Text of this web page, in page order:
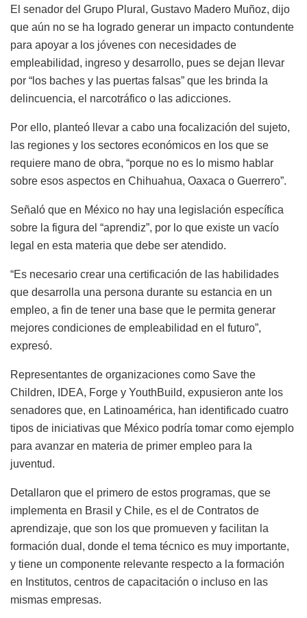
El senador del Grupo Plural, Gustavo Madero Muñoz, dijo
que aún no se ha logrado generar un impacto contundente
para apoyar a los jóvenes con necesidades de
empleabilidad, ingreso y desarrollo, pues se dejan llevar
por “los baches y las puertas falsas” que les brinda la
delincuencia, el narcotráfico o las adicciones.
Por ello, planteó llevar a cabo una focalización del sujeto,
las regiones y los sectores económicos en los que se
requiere mano de obra, “porque no es lo mismo hablar
sobre esos aspectos en Chihuahua, Oaxaca o Guerrero”.
Señaló que en México no hay una legislación específica
sobre la figura del “aprendiz”, por lo que existe un vacío
legal en esta materia que debe ser atendido.
“Es necesario crear una certificación de las habilidades
que desarrolla una persona durante su estancia en un
empleo, a fin de tener una base que le permita generar
mejores condiciones de empleabilidad en el futuro”,
expresó.
Representantes de organizaciones como Save the
Children, IDEA, Forge y YouthBuild, expusieron ante los
senadores que, en Latinoamérica, han identificado cuatro
tipos de iniciativas que México podría tomar como ejemplo
para avanzar en materia de primer empleo para la
juventud.
Detallaron que el primero de estos programas, que se
implementa en Brasil y Chile, es el de Contratos de
aprendizaje, que son los que promueven y facilitan la
formación dual, donde el tema técnico es muy importante,
y tiene un componente relevante respecto a la formación
en Institutos, centros de capacitación o incluso en las
mismas empresas.